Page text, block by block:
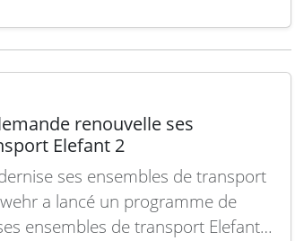
renouvelle ses
Elefant 2
ses ensembles de transport
a lancé un programme de
ensembles de transport Elefant 2